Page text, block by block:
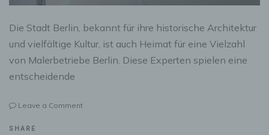
Die Stadt Berlin, bekannt für ihre historische Architektur
und vielfältige Kultur, ist auch Heimat für eine Vielzahl
von Malerbetriebe Berlin. Diese Experten spielen eine
entscheidende
Leave a Commenton
SHARE